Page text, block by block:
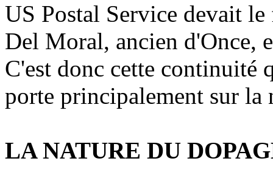
US Postal Service devait
Del Moral, ancien d'Once,
C'est donc cette continuité
porte principalement sur la
LA NATURE DU